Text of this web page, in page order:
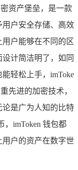
资产堡垒，是一款
户安全存储、高效
户能够在不同的区
计简洁明了，如同
轻松上手，imToke
先进的加密技术，
是广为人知的比特
，imToken 钱包都
户的资产在数字世